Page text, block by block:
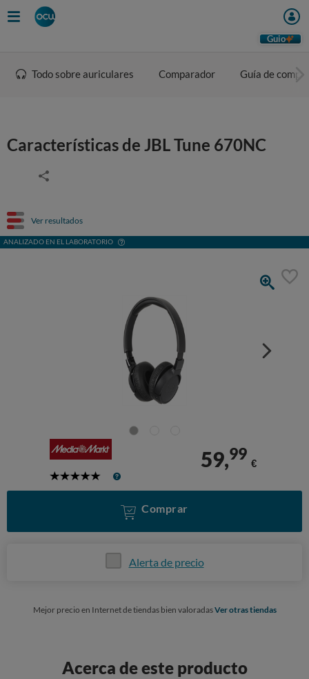
Guio
Todo sobre auriculares Comparador Guía de
Características de JBL Tune 670NC
Ver resultados
ANALIZADO EN EL LABORATORIO
5
59,99
€
Comprar
Alerta de precio
Mejor precio en Internet de tiendas bien valoradasVer otras tiendas
Acerca de este producto